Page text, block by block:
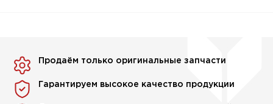
Продаём только оригинальные запчасти
Гарантируем высокое качество продукции